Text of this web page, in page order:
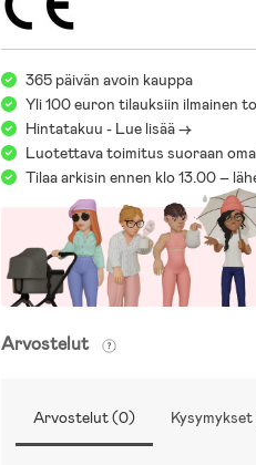
365 päivän avoin kauppa
Yli 100 euron tilauksiin ilmainen
Hintatakuu - Lue lisää ->
Luotettava toimitus suoraan
Tilaa arkisin ennen klo 13.00 –
Arvostelut
Arvostelut (0)